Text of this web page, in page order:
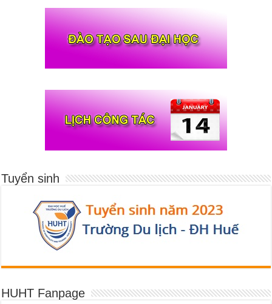
Tuyển sinh
HUHT Fanpage